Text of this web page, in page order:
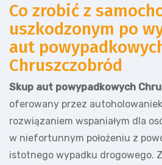
Co zrobić z
uszkodzonym po
aut
Chruszczobród
Skup aut powypadkowych
oferowany przez
rozwiązaniem wspaniałym dla
w niefortunnym położeniu z
istotnego wypadku drogowego.